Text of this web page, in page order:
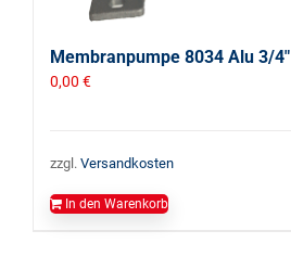
Membranpumpe 8034 Alu 3/4″
0,00 €
zzgl. Versandkosten
In den Warenkorb